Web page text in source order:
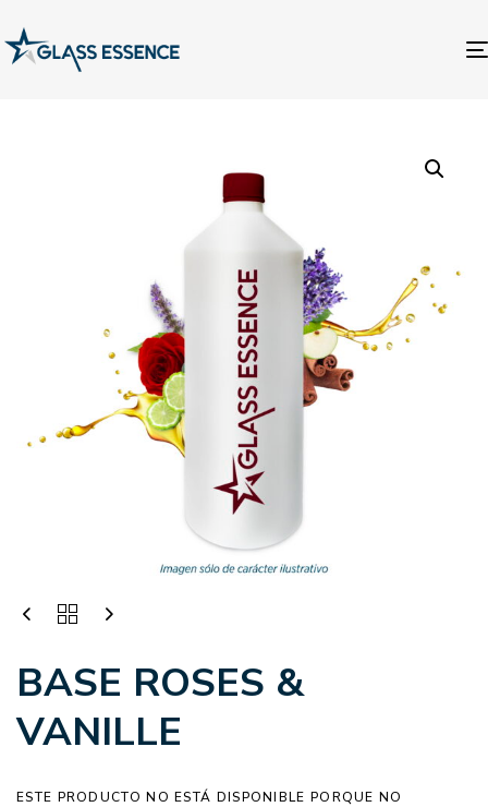
BASE ROSES &
VANILLE
ESTE PRODUCTO NO ESTÁ DISPONIBLE PORQUE NO